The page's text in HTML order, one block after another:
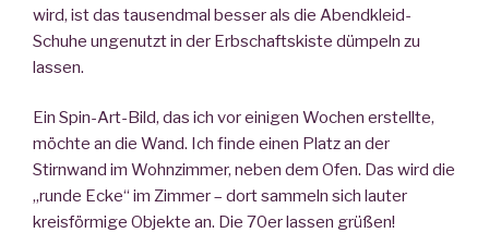
wird, ist das tausendmal besser als die Abendkleid-
Schuhe ungenutzt in der Erbschaftskiste dümpeln zu
lassen.
Ein Spin-Art-Bild, das ich vor einigen Wochen erstellte,
möchte an die Wand. Ich finde einen Platz an der
Stirnwand im Wohnzimmer, neben dem Ofen. Das wird die
„runde Ecke“ im Zimmer – dort sammeln sich lauter
kreisförmige Objekte an. Die 70er lassen grüßen!